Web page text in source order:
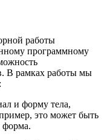
работы
программному
В рамках работы мы
и форму тела,
это может быть
форма.